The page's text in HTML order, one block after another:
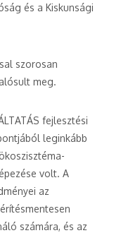
és a Kiskunsági
szorosan
meg.
fejlesztési
leginkább
volt. A
az
számára, és az